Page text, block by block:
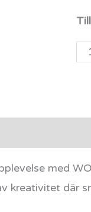
med
kreativitet där